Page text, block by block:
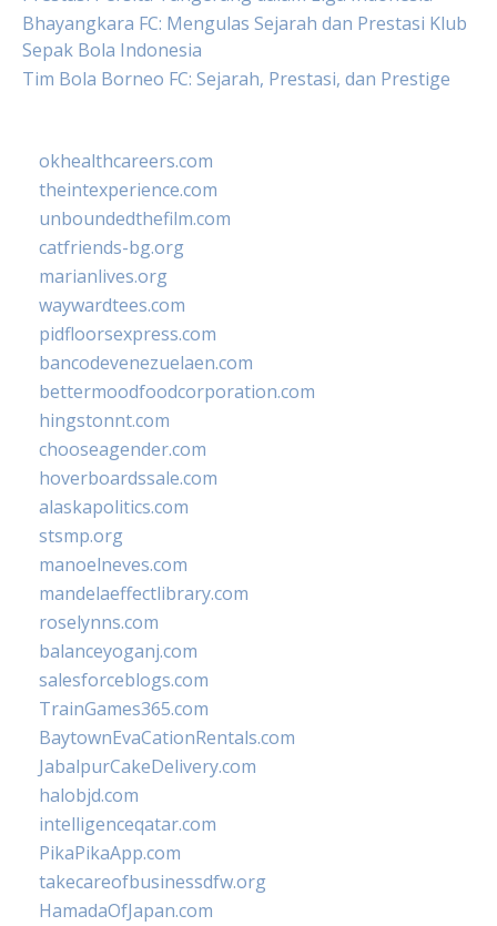
Bhayangkara FC: Mengulas Sejarah dan Prestasi Klub
Sepak Bola Indonesia
Tim Bola Borneo FC: Sejarah, Prestasi, dan Prestige
okhealthcareers.com
theintexperience.com
unboundedthefilm.com
catfriends-bg.org
marianlives.org
waywardtees.com
pidfloorsexpress.com
bancodevenezuelaen.com
bettermoodfoodcorporation.com
hingstonnt.com
chooseagender.com
hoverboardssale.com
alaskapolitics.com
stsmp.org
manoelneves.com
mandelaeffectlibrary.com
roselynns.com
balanceyoganj.com
salesforceblogs.com
TrainGames365.com
BaytownEvaCationRentals.com
JabalpurCakeDelivery.com
halobjd.com
intelligenceqatar.com
PikaPikaApp.com
takecareofbusinessdfw.org
HamadaOfJapan.com